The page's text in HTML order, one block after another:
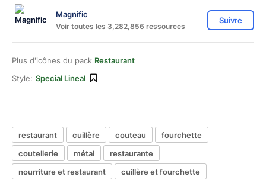
Magnific
Voir toutes les 3,282,856 ressources
Suivre
Plus d'icônes du pack Restaurant
Style: Special Lineal
restaurant cuillère couteau
fourchette
coutellerie
métal
restaurante
nourriture et restaurant
cuillère et fourchette